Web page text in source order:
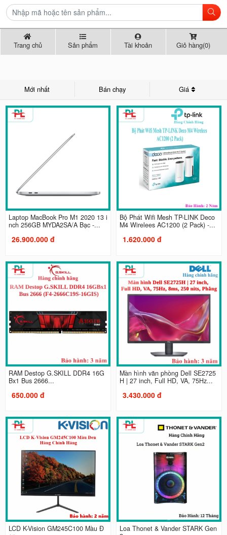
Trang chủ Sản phẩm Tài khoản Giỏ hàng(0)
Mới nhất Bán chạy Giá
Laptop MacBook Pro M1 2020 13 i
nch 256GB MYDA2SA/A Bạc -...
26.900.000 đ
Bộ Phát Wifi Mesh TP-LINK Deco
M4 Wirelees AC1200 (2 Pack) -...
1.620.000 đ
RAM Destop G.SKILL DDR4 16G
Bx1 Bus 2666...
650.000 đ
Màn hình văn phòng Dell SE2725
H | 27 inch, Full HD, VA, 75Hz...
3.430.000 đ
LCD K-Vision GM245C100 Màu Đ
Loa Thonet & Vander STARK Gen